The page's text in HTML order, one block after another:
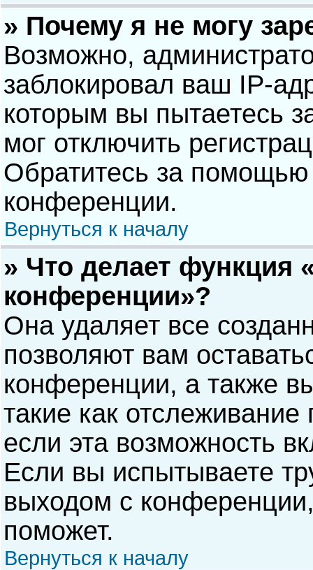
» Почему я не могу
Возможно,
заблокировал ваш IP-
которым вы пытаетесь
мог отключить
Обратитесь за помощью
конференции.
Вернуться к началу
» Что делает функция
конференции»?
Она удаляет все
позволяют вам
конференции, а также
такие как
если эта возможность
Если вы испытываете
выходом с
поможет.
Вернуться к началу